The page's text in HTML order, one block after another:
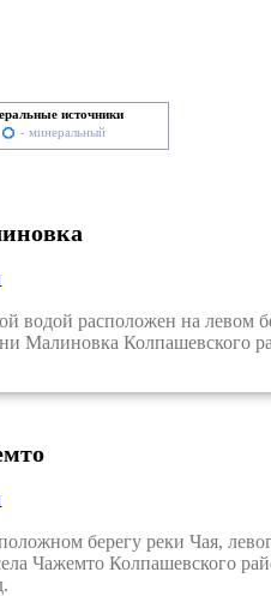
источники
- минеральный
расположен на левом
Малиновка Колпашевского
берегу реки Чая,
Чажемто Колпашевского